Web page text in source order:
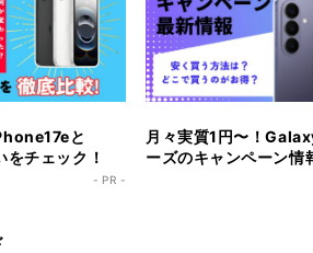
と
チェック！
- PR -
月々実質1円〜！
ーズのキャンペーン情